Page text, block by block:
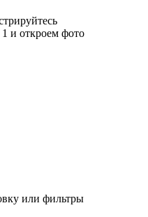
и откроем фото
или фильтры